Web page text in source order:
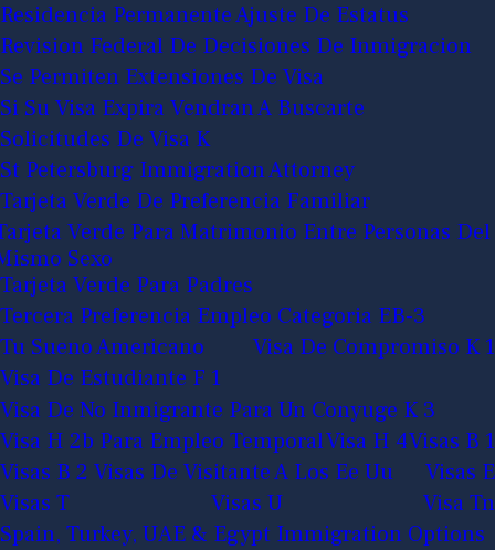
Residencia Permanente Ajuste De Estatus
Revision Federal De Decisiones De Inmigracion
Se Permiten Extensiones De Visa
Si Su Visa Expira Vendran A Buscarte
Solicitudes De Visa K
St Petersburg Immigration Attorney
Tarjeta Verde De Preferencia Familiar
Verde Para Matrimonio Entre Personas Del
Sexo
Tarjeta Verde Para Padres
Tercera Preferencia Empleo Categoria EB-3
Tu Sueno Americano
Visa De Compromiso K 1
Visa De Estudiante F 1
Visa De No Inmigrante Para Un Conyuge K 3
Visa H 2b Para Empleo TemporalVisa H 4Visas B 1
Visas B 2 Visas De Visitante A Los Ee Uu
Visas E
Visas T
Visas U
Visa Tn
Spain, Turkey, UAE & Egypt Immigration Options